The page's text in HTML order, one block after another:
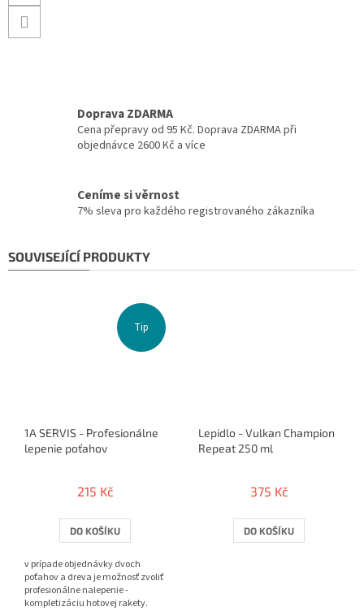
Doprava ZDARMA
Cena přepravy od 95 Kč. Doprava ZDARMA při
objednávce 2600 Kč a více
Ceníme si věrnost
7% sleva pro každého registrovaného zákazníka
SOUVISEJÍCÍ PRODUKTY
Tip
1A SERVIS - Profesionálne
lepenie poťahov
215 Kč
DO KOŠÍKU
v prípade objednávky dvoch
poťahov a dreva je možnosť zvoliť
profesionálne nalepenie -
kompletizáciu hotovej rakety.
Lepidlo - Vulkan Champion
Repeat 250 ml
375 Kč
DO KOŠÍKU